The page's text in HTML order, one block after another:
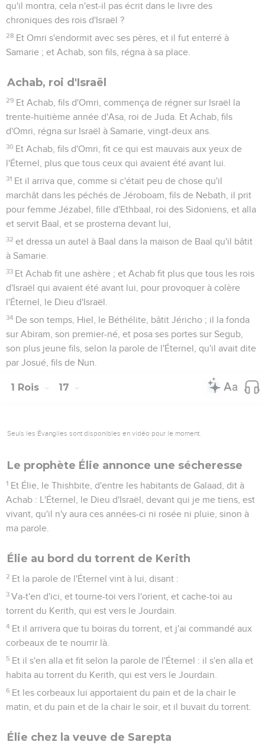
qu'il montra, cela n'est-il pas écrit dans le livre des
chroniques des rois d'Israël ?
28 Et Omri s'endormit avec ses pères, et il fut enterré à
Samarie ; et Achab, son fils, régna à sa place.
Achab, roi d'Israël
29 Et Achab, fils d'Omri, commença de régner sur Israël la
trente-huitième année d'Asa, roi de Juda. Et Achab, fils
d'Omri, régna sur Israël à Samarie, vingt-deux ans.
30 Et Achab, fils d'Omri, fit ce qui est mauvais aux yeux de
l'Éternel, plus que tous ceux qui avaient été avant lui.
31 Et il arriva que, comme si c'était peu de chose qu'il
marchât dans les péchés de Jéroboam, fils de Nebath, il prit
pour femme Jézabel, fille d'Ethbaal, roi des Sidoniens, et alla
et servit Baal, et se prosterna devant lui,
32 et dressa un autel à Baal dans la maison de Baal qu'il bâtit
à Samarie.
33 Et Achab fit une ashère ; et Achab fit plus que tous les rois
d'Israël qui avaient été avant lui, pour provoquer à colère
l'Éternel, le Dieu d'Israël.
34 De son temps, Hiel, le Béthélite, bâtit Jéricho ; il la fonda
sur Abiram, son premier-né, et posa ses portes sur Segub,
son plus jeune fils, selon la parole de l'Éternel, qu'il avait dite
par Josué, fils de Nun.
1 Rois 17
Seuls les Évangiles sont disponibles en vidéo pour le moment.
Le prophète Élie annonce une sécheresse
1 Et Élie, le Thishbite, d'entre les habitants de Galaad, dit à
Achab : L'Éternel, le Dieu d'Israël, devant qui je me tiens, est
vivant, qu'il n'y aura ces années-ci ni rosée ni pluie, sinon à
ma parole.
Élie au bord du torrent de Kerith
2 Et la parole de l'Éternel vint à lui, disant :
3 Va-t'en d'ici, et tourne-toi vers l'orient, et cache-toi au
torrent du Kerith, qui est vers le Jourdain.
4 Et il arrivera que tu boiras du torrent, et j'ai commandé aux
corbeaux de te nourrir là.
5 Et il s'en alla et fit selon la parole de l'Éternel : il s'en alla et
habita au torrent du Kerith, qui est vers le Jourdain.
6 Et les corbeaux lui apportaient du pain et de la chair le
matin, et du pain et de la chair le soir, et il buvait du torrent.
Élie chez la veuve de Sarepta